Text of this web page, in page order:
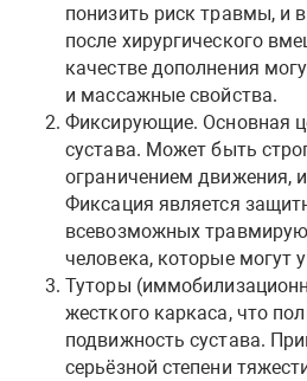
понизить риск травмы, и
после хирургического
качестве дополнения
и массажные свойства.
Фиксирующие. Основная
сустава. Может быть
ограничением движения,
Фиксация является
всевозможных
человека, которые могут
Туторы
жесткого каркаса, что
подвижность сустава.
серьёзной степени